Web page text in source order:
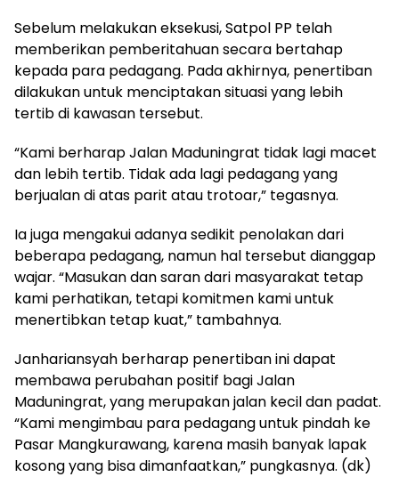
Sebelum melakukan eksekusi, Satpol PP telah
memberikan pemberitahuan secara bertahap
kepada para pedagang. Pada akhirnya, penertiban
dilakukan untuk menciptakan situasi yang lebih
tertib di kawasan tersebut.
“Kami berharap Jalan Maduningrat tidak lagi macet
dan lebih tertib. Tidak ada lagi pedagang yang
berjualan di atas parit atau trotoar,” tegasnya.
Ia juga mengakui adanya sedikit penolakan dari
beberapa pedagang, namun hal tersebut dianggap
wajar. “Masukan dan saran dari masyarakat tetap
kami perhatikan, tetapi komitmen kami untuk
menertibkan tetap kuat,” tambahnya.
Janhariansyah berharap penertiban ini dapat
membawa perubahan positif bagi Jalan
Maduningrat, yang merupakan jalan kecil dan padat.
“Kami mengimbau para pedagang untuk pindah ke
Pasar Mangkurawang, karena masih banyak lapak
kosong yang bisa dimanfaatkan,” pungkasnya. (dk)